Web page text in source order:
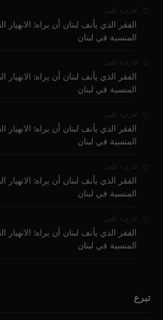
قارىء على
الفقر الذي يأنف لبنان أن يراه:
المنسية في لبنان
قارىء على
الفقر الذي يأنف لبنان أن يراه:
المنسية في لبنان
قارىء على
الفقر الذي يأنف لبنان أن يراه:
المنسية في لبنان
قارىء على
الفقر الذي يأنف لبنان أن يراه:
المنسية في لبنان
قارىء على
الفقر الذي يأنف لبنان أن يراه:
المنسية في لبنان
تبرع